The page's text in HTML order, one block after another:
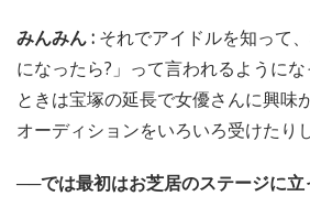
みんみん : それでアイドルを知って
になったら?」って言われるように
ときは宝塚の延長で女優さんに興味
オーディションをいろいろ受けたり
──では最初はお芝居のステージに立